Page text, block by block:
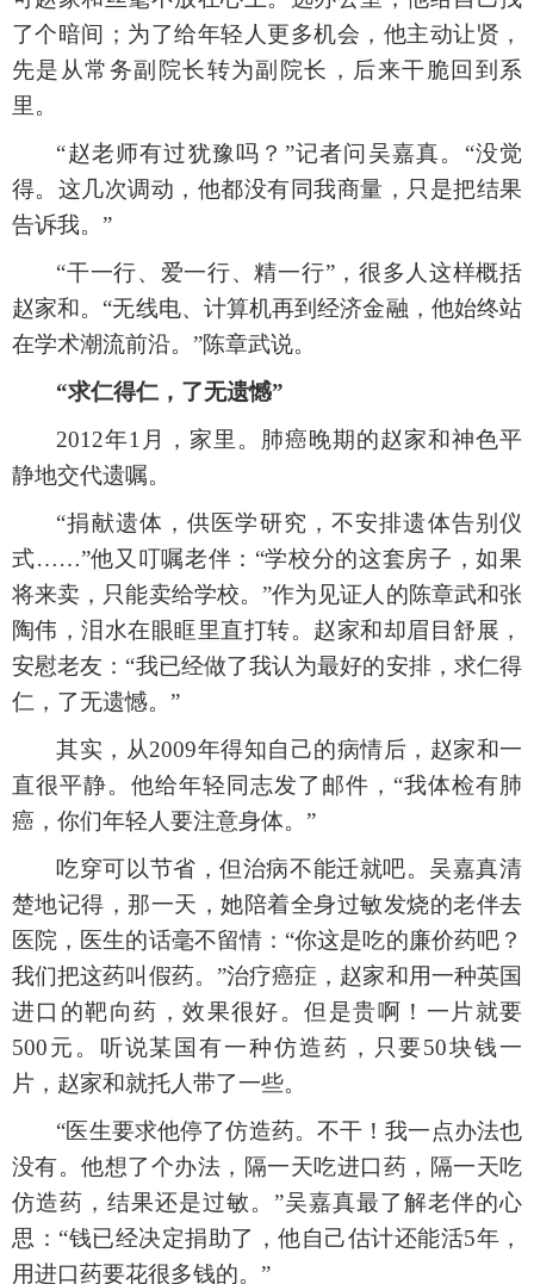
了个暗间；为了给年轻人更多机会，他主动让贤，
先是从常务副院长转为副院长，后来干脆回到系
里。
“赵老师有过犹豫吗？”记者问吴嘉真。“没觉
得。这几次调动，他都没有同我商量，只是把结果
告诉我。”
“干一行、爱一行、精一行”，很多人这样概括
赵家和。“无线电、计算机再到经济金融，他始终站
在学术潮流前沿。”陈章武说。
“求仁得仁，了无遗憾”
2012年1月，家里。肺癌晚期的赵家和神色平
静地交代遗嘱。
“捐献遗体，供医学研究，不安排遗体告别仪
式……”他又叮嘱老伴：“学校分的这套房子，如果
将来卖，只能卖给学校。”作为见证人的陈章武和张
陶伟，泪水在眼眶里直打转。赵家和却眉目舒展，
安慰老友：“我已经做了我认为最好的安排，求仁得
仁，了无遗憾。”
其实，从2009年得知自己的病情后，赵家和一
直很平静。他给年轻同志发了邮件，“我体检有肺
癌，你们年轻人要注意身体。”
吃穿可以节省，但治病不能迁就吧。吴嘉真清
楚地记得，那一天，她陪着全身过敏发烧的老伴去
医院，医生的话毫不留情： “你这是吃的廉价药吧？
我们把这药叫假药。”治疗癌症，赵家和用一种英国
进口的靶向药，效果很好。但是贵啊！一片就要
500元。听说某国有一种仿造药，只要50块钱一
片，赵家和就托人带了一些。
“医生要求他停了仿造药。不干！我一点办法也
没有。他想了个办法，隔一天吃进口药，隔一天吃
仿造药，结果还是过敏。”吴嘉真最了解老伴的心
思：“钱已经决定捐助了，他自己估计还能活5年，
用进口药要花很多钱的。”